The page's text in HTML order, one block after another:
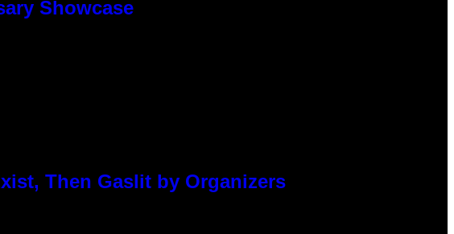
Showcase
Then Gaslit by Organizers